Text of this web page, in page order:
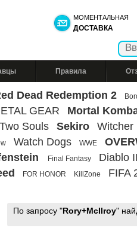
МОМЕНТАЛЬНАЯ
ДОСТАВКА
Правила
Dead Redemption 2
GEAR
Mortal
Souls Sekiro
Witcher
Watch Dogs WWE
Final Fantasy
Diablo
FOR HONOR KillZone FIFA
По запросу "Rory+McIlroy"